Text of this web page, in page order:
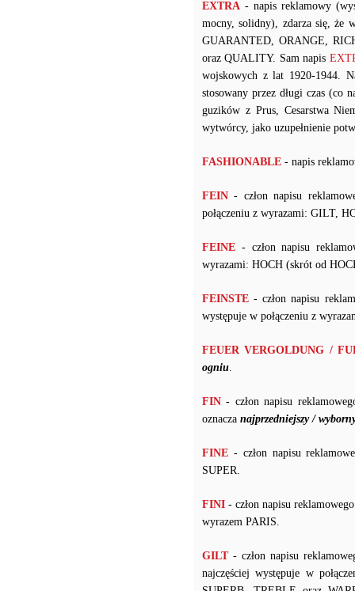
EXTRA - napis reklamowy
mocny, solidny), zdarza się, że
GUARANTED, ORANGE,
oraz QUALITY. Sam napis
wojskowych z lat 1920-1944.
stosowany przez długi czas
guzików z Prus, Cesarstwa
wytwórcy, jako uzupełnienie
FASHIONABLE - napis
FEIN - człon napisu
połączeniu z wyrazami: GILT,
FEINE - człon napisu
wyrazami: HOCH (skrót od
FEINSTE - człon napisu
występuje w połączeniu z
FEUER VERGOLDUNG /
ogniu.
FIN - człon napisu
oznacza najprzedniejszy /
FINE - człon napisu
SUPER.
FINI - człon napisu
wyrazem PARIS.
GILT- człon napisu
najczęściej występuje w